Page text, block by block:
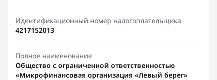
Идентификационный номер налогоплательщика
4217152013
Полное наименование
Общество с ограниченной ответственностью
«Микрофинансовая организация «Левый берег»